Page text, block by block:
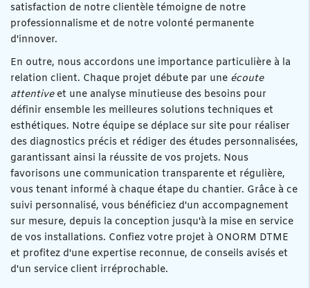
satisfaction de notre clientèle témoigne de notre
professionnalisme et de notre volonté permanente
d'innover.
En outre, nous accordons une importance particulière à la
relation client. Chaque projet débute par une écoute
attentiveet une analyse minutieuse des besoins pour
définir ensemble les meilleures solutions techniques et
esthétiques. Notre équipe se déplace sur site pour réaliser
des diagnostics précis et rédiger des études personnalisées,
garantissant ainsi la réussite de vos projets. Nous
favorisons une communication transparente et régulière,
vous tenant informé à chaque étape du chantier. Grâce à ce
suivi personnalisé, vous bénéficiez d'un accompagnement
sur mesure, depuis la conception jusqu'à la mise en service
de vos installations. Confiez votre projet à ONORM DTME
et profitez d'une expertise reconnue, de conseils avisés et
d'un service client irréprochable.